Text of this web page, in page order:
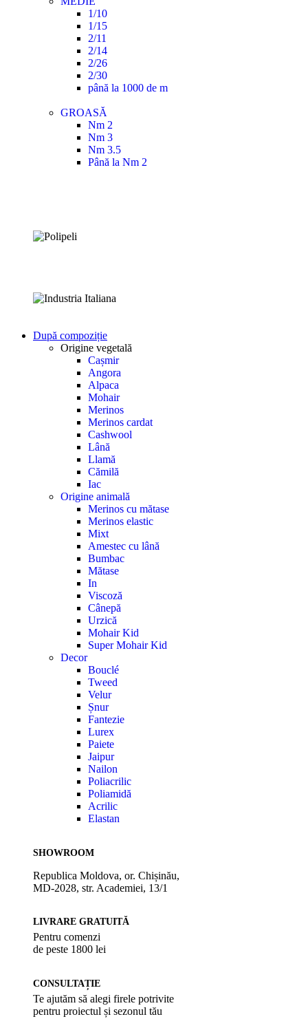
1/10
1/15
2/11
2/14
2/26
2/30
până la 1000 de m
GROASĂ
Nm 2
Nm 3
Nm 3.5
Până la Nm 2
După compoziție
Origine vegetală
Cașmir
Angora
Alpaca
Mohair
Merinos
Merinos cardat
Cashwool
Lână
Llamă
Cămilă
Iac
Origine animală
Merinos cu mătase
Merinos elastic
Mixt
Amestec cu lână
Bumbac
Mătase
In
Viscoză
Cânepă
Urzică
Mohair Kid
Super Mohair Kid
Decor
Bouclé
Tweed
Velur
Șnur
Fantezie
Lurex
Paiete
Jaipur
Nailon
Poliacrilic
Poliamidă
Acrilic
Elastan
SHOWROOM
Republica Moldova, or. Chișinău,
MD-2028, str. Academiei, 13/1
LIVRARE GRATUITĂ
Pentru comenzi
de peste 1800 lei
CONSULTAȚIE
Te ajutăm să alegi firele potrivite
pentru proiectul și sezonul tău